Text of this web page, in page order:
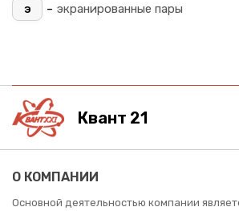
э - экранированные пары
Квант 21
О КОМПАНИИ
Основной деятельностью компании